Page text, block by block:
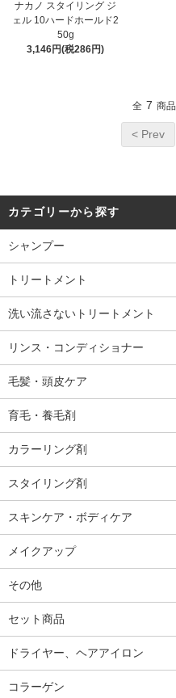
ナカノ スタイリング ジ
ェル 10ハードホールド2
50g
3,146円(税286円)
全 7 商品
< Prev
カテゴリーから探す
シャンプー
トリートメント
洗い流さないトリートメント
リンス・コンディショナー
毛髪・頭皮ケア
育毛・養毛剤
カラーリング剤
スタイリング剤
スキンケア・ボディケア
メイクアップ
その他
セット商品
ドライヤー、ヘアアイロン
コラーゲン